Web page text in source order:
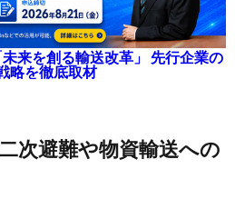
来を創る輸送改革」 先行企業の
略を徹底取材